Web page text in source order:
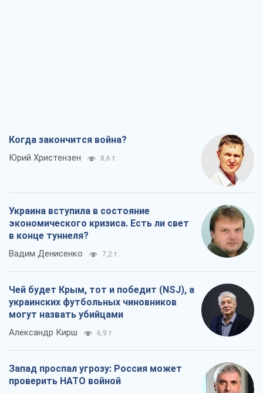
Когда закончится война?
Юрий Христензен 8,6 т.
Украина вступила в состояние
экономического кризиса. Есть ли свет
в конце туннеля?
Вадим Денисенко 7,2 т.
Чей будет Крым, тот и победит (NSJ), а
украинских футбольных чиновников
могут назвать убийцами
Александр Кирш 6,9 т.
Запад проспал угрозу: Россия может
проверить НАТО войной